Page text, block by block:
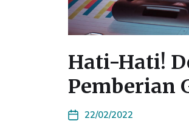
Hati-Hati!
Pemberian
22/02/2022